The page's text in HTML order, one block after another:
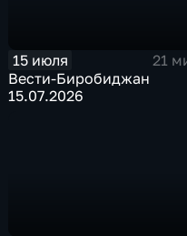
15 июля
21
Вести-Биробиджан
15.07.2026